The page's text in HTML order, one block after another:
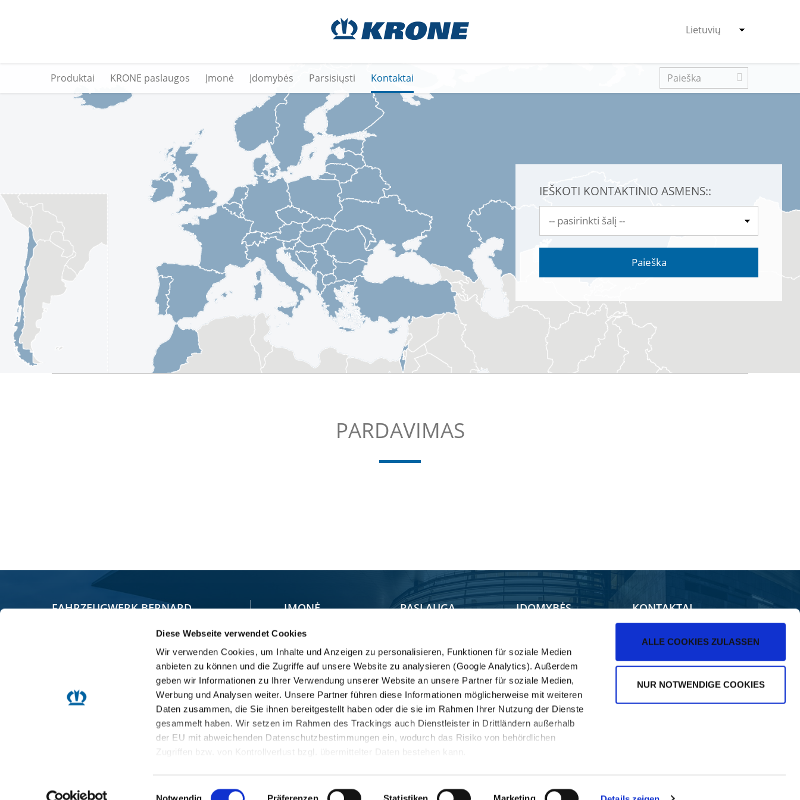
Diese Webseite verwendet Cookies
Wir verwenden Cookies, um Inhalte und Anzeigen zu personalisieren, Funktionen für soziale Medien
anbieten zu können und die Zugriffe auf unsere Website zu analysieren (Google Analytics). Außerdem
geben wir Informationen zu Ihrer Verwendung unserer Website an unsere Partner für soziale Medien,
Werbung und Analysen weiter. Unsere Partner führen diese Informationen möglicherweise mit weiteren
Daten zusammen, die Sie ihnen bereitgestellt haben oder die sie im Rahmen Ihrer Nutzung der Dienste
gesammelt haben. Wir setzen im Rahmen des Trackings auch Dienstleister in Drittländern außerhalb
der EU mit abweichenden Datenschutzbestimmungen ein, wodurch das Risiko von behördlichen
Zugriffen bzw. von Kontrollverlust bzgl. übermittelter Daten bestehen kann.
Einwilligungsauswahl
Notwendig Präferenzen Statistiken Marketing
ALLE COOKIES ZULASSEN
NUR NOTWENDIGE COOKIES
Produktai KRONE paslaugos Įmonė Įdomybės Parsisiųsti Kontaktai
IEŠKOTI KONTAKTINIO ASMENS::
PARDAVIMAS
FAHRZEUGWERK BERNARD
Bernard-Krone-Straße 1
49757 Werlte, GERMANY
+49 5951 209-0
+49 5951 209 98-268
info.nfz@krone.de
ĮMONĖ
CV Group
Filosofija
KRONE grupė
Compliance /
Whistleblowing
PASLAUGA
Service Locator
Atsarginės dalys
Mobility
Fair Care
Trailer Point
Klientų aptarnavimas
ĮDOMYBĖS
TrailerForum
KRONE Programėlės
KONTAKTAI
Pardavimas
Kontaktai